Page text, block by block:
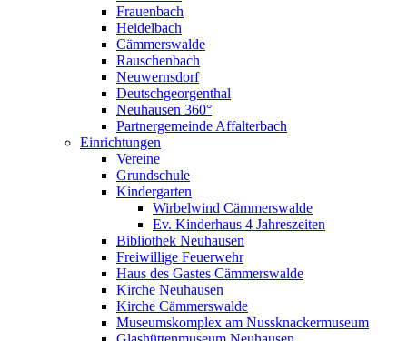
Frauenbach
Heidelbach
Cämmerswalde
Rauschenbach
Neuwernsdorf
Deutschgeorgenthal
Neuhausen 360°
Partnergemeinde Affalterbach
Einrichtungen
Vereine
Grundschule
Kindergarten
Wirbelwind Cämmerswalde
Ev. Kinderhaus 4 Jahreszeiten
Bibliothek Neuhausen
Freiwillige Feuerwehr
Haus des Gastes Cämmerswalde
Kirche Neuhausen
Kirche Cämmerswalde
Museumskomplex am Nussknackermuseum